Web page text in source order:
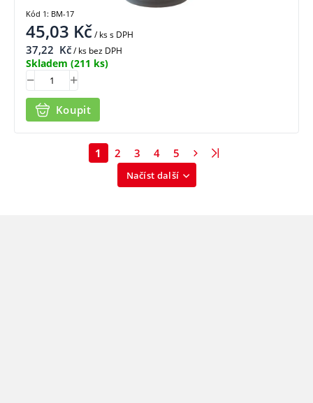
45,03 Kč/ kss DPH
37,22 Kč/ ks bez DPH
Skladem (211 ks)
Koupit
Kód 1: BM-17
Načíst další
1 2 3 4 5